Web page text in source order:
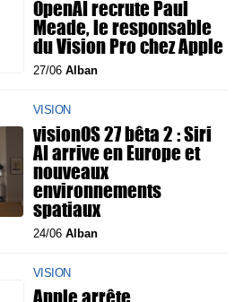
OpenAI recrute Paul
Meade, le responsable
du Vision Pro chez Apple
27/06 Alban
VISION
visionOS 27 bêta 2 : Siri
AI arrive en Europe et
nouveaux
environnements
spatiaux
24/06 Alban
VISION